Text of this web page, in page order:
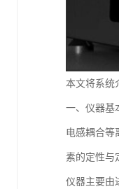
本文将系统
一、仪器基
电感耦合等
素的定性与
仪器主要由